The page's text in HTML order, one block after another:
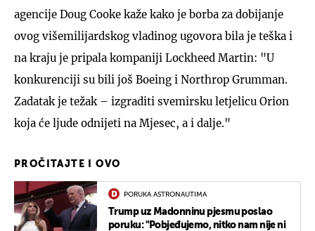
agencije Doug Cooke kaže kako je borba za dobijanje
ovog višemilijardskog vladinog ugovora bila je teška i
na kraju je pripala kompaniji Lockheed Martin: "U
konkurenciji su bili još Boeing i Northrop Grumman.
Zadatak je težak – izgraditi svemirsku letjelicu Orion
koja će ljude odnijeti na Mjesec, a i dalje."
PROČITAJTE I OVO
PORUKA ASTRONAUTIMA
Trump uz Madonninu pjesmu poslao
poruku: "Pobjeđujemo, nitko nam nije ni